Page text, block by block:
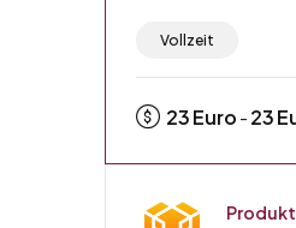
Vollzeit
23Euro - 23